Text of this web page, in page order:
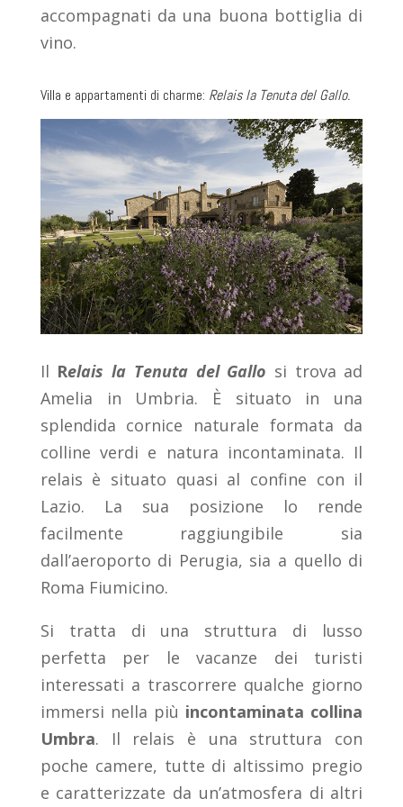
accompagnati da una buona bottiglia di
vino.
Villa e appartamenti di charme: Relais la Tenuta del Gallo.
Il Relais la Tenuta del Gallo si trova ad
Amelia in Umbria. È situato in una
splendida cornice naturale formata da
colline verdi e natura incontaminata. Il
relais è situato quasi al confine con il
Lazio. La sua posizione lo rende
facilmente raggiungibile sia
dall’aeroporto di Perugia, sia a quello di
Roma Fiumicino.
Si tratta di una struttura di lusso
perfetta per le vacanze dei turisti
interessati a trascorrere qualche giorno
immersi nella più incontaminata collina
Umbra. Il relais è una struttura con
poche camere, tutte di altissimo pregio
e caratterizzate da un’atmosfera di altri